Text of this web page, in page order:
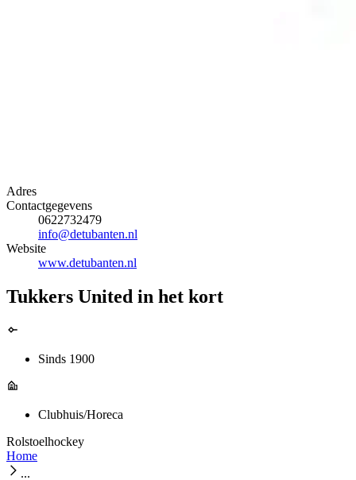
Adres
Contactgegevens
0622732479
info@detubanten.nl
Website
www.detubanten.nl
Tukkers United in het kort
Sinds 1900
Clubhuis/Horeca
Rolstoelhockey
Home
...